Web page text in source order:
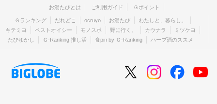
お湯たびとは ご利用ガイド Ｇポイント
Ｇランキング だれどこ ocruyo お湯たび
わたしと、暮らし。
キテミヨ
ベストオイシー モノスポ 野に行く。 カウナラ
ミツケヨ
たびゆかし
Ｇ-Ranking 推し活 食pin by Ｇ-Ranking ハーブ酒のススメ